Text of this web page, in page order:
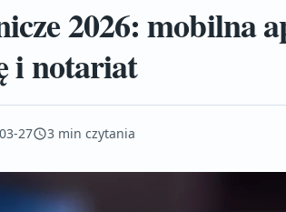
2026: mobilna
i notariat
27 3 min czytania